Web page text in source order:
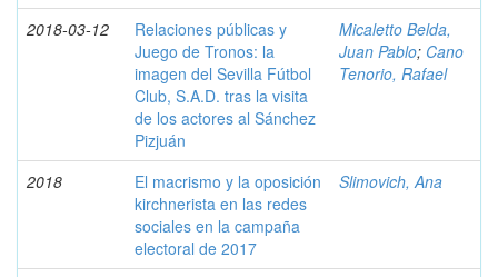
2018-03-12
Relaciones públicas y
Juego de Tronos: la
imagen del Sevilla Fútbol
Club, S.A.D. tras la visita
de los actores al Sánchez
Pizjuán
Micaletto Belda,
Juan Pablo; Cano
Tenorio, Rafael
2018
El macrismo y la oposición
kirchnerista en las redes
sociales en la campaña
electoral de 2017
Slimovich, Ana